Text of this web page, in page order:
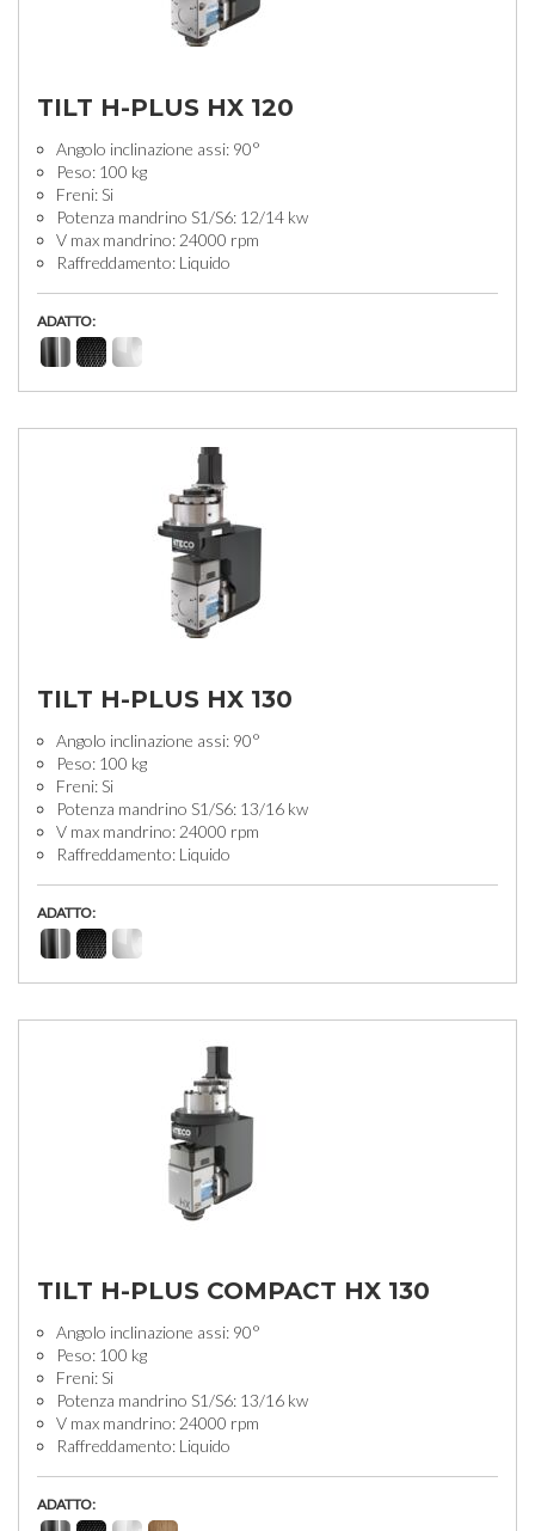
TILT H-PLUS HX 120
Angolo inclinazione assi: 90°
Peso: 100 kg
Freni: Si
Potenza mandrino S1/S6: 12/14 kw
V max mandrino: 24000 rpm
Raffreddamento: Liquido
ADATTO:
TILT H-PLUS HX 130
Angolo inclinazione assi: 90°
Peso: 100 kg
Freni: Si
Potenza mandrino S1/S6: 13/16 kw
V max mandrino: 24000 rpm
Raffreddamento: Liquido
ADATTO:
TILT H-PLUS COMPACT HX 130
Angolo inclinazione assi: 90°
Peso: 100 kg
Freni: Si
Potenza mandrino S1/S6: 13/16 kw
V max mandrino: 24000 rpm
Raffreddamento: Liquido
ADATTO: